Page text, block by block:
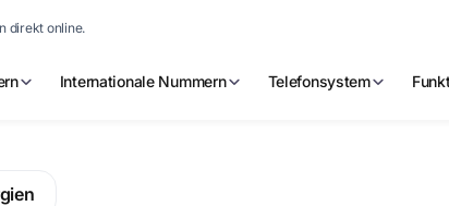
direkt online.
Internationale Nummern Telefonsystem